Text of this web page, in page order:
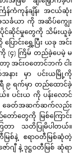
ကံကုန်ချိန်၊ အငယ်ဆုံး
ခယာ ကို အဆိပ်ကျွေး
ဆိုင်မှုတွေကို သိမ်းယူခဲ့
ြောင်းရွှေ့ပြီး ယခု အင်း
ကို (၄) ကြိမ် တည်ခဲ့ပေမဲ့ မ
ာ့ အင်းဝတောင်ဘက် ငါး
အနား မှာ ပင်းယမြို့ကို
ရီ ၉ ရက်မှာ တည်ထောင်ခဲ့
ပင်းယ ကို ပန်းလောင်
ခေတ်အဆက်ဆက်လည်း
ော်တွေကို မြစ်ကြောင်း
တာ သတိပြုမိပါတယ်။
ြစ်နဲ့ ဧရာဝတီမြစ်ဆုံတဲ့
ာ်ဂျီ နဲ့ ဒုဋ္ဌဝတီမြစ် ဆုံရာ